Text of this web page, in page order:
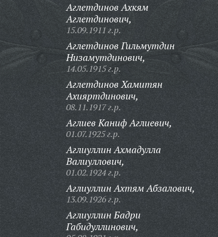
Аглетдинов Ахкям
Аглетдинович,
15.09.1911 г.р.
Аглетдинов Гильмутдин
Низамутдинович,
14.05.1915 г.р.
Аглетдинов Хамитян
Ахияртдинович,
08.11.1917 г.р.
Аглиев Каниф Аглиевич,
01.07.1925 г.р.
Аглиуллин Ахмадулла
Валиуллович,
01.02.1924 г.р.
Аглиуллин Ахтям Абзалович,
13.09.1926 г.р.
Аглиуллин Бадри
Габидуллинович,